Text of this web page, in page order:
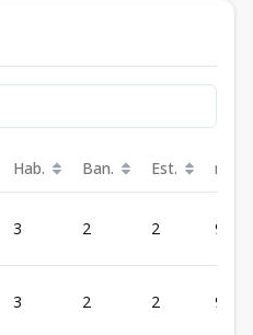
Hab. Ban. Est. m²
3 2 2 92
3 2 2 92